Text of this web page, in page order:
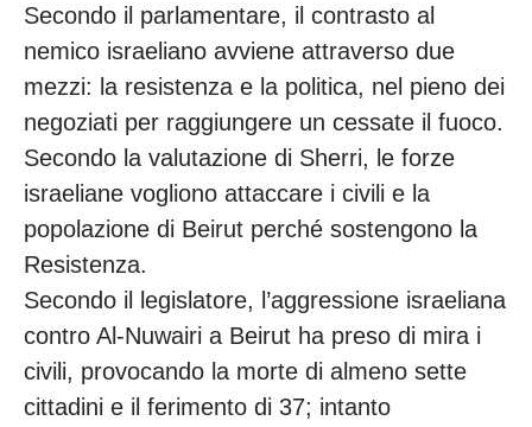
Secondo il parlamentare, il contrasto al
nemico israeliano avviene attraverso due
mezzi: la resistenza e la politica, nel pieno dei
negoziati per raggiungere un cessate il fuoco.
Secondo la valutazione di Sherri, le forze
israeliane vogliono attaccare i civili e la
popolazione di Beirut perché sostengono la
Resistenza.
Secondo il legislatore, l’aggressione israeliana
contro Al-Nuwairi a Beirut ha preso di mira i
civili, provocando la morte di almeno sette
cittadini e il ferimento di 37; intanto